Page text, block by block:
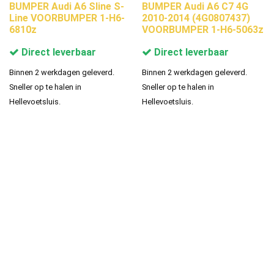
BUMPER Audi A6 Sline S-
Line VOORBUMPER 1-H6-
6810z
Direct leverbaar
Binnen 2 werkdagen geleverd.
Sneller op te halen in
Hellevoetsluis.
BUMPER Audi A6 C7 4G
2010-2014 (4G0807437)
VOORBUMPER 1-H6-5063z
Direct leverbaar
Binnen 2 werkdagen geleverd.
Sneller op te halen in
Hellevoetsluis.